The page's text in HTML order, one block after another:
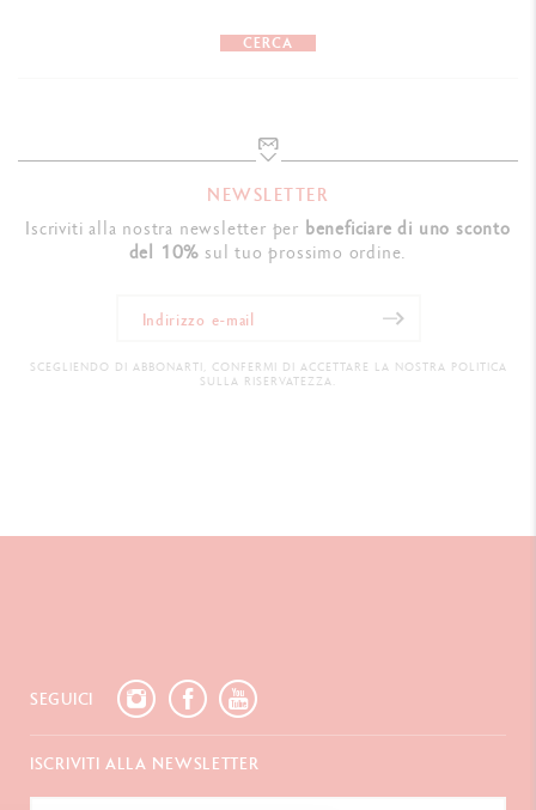
CERCA
NEWSLETTER
Iscriviti alla nostra newsletter per beneficiare di uno sconto
del 10% sul tuo prossimo ordine.
SCEGLIENDO DI ABBONARTI, CONFERMI DI ACCETTARE LA NOSTRA POLITICA
SULLA RISERVATEZZA.
SEGUICI
ISCRIVITI ALLA NEWSLETTER